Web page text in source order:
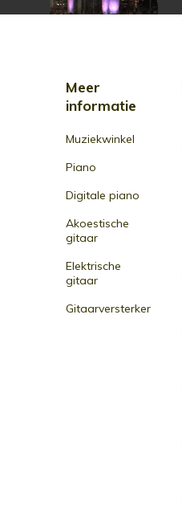
Meer
informatie
Muziekwinkel
Piano
Digitale piano
Akoestische
gitaar
Elektrische
gitaar
Gitaarversterker